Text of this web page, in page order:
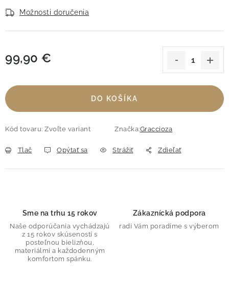
Možnosti doručenia
99,90 €
DO KOŠÍKA
Kód tovaru: Zvoľte variant Značka:Graccioza
Tlač Opýtať sa Strážiť Zdieľať
Sme na trhu 15 rokov
Naše odporúčania vychádzajú
z 15 rokov skúseností s
posteľnou bielizňou,
materiálmi a každodenným
komfortom spánku.
Zákaznícká podpora
radi Vám poradíme s výberom